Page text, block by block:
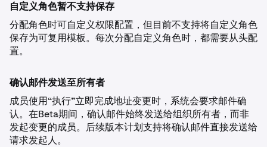
自定义角色暂不支持保存
分配角色时可自定义权限配置，但目前不支持将自定义角色
保存为可复用模板。每次分配自定义角色时，都需要从头配
置。
确认邮件发送至所有者
成员使用“执行”立即完成地址变更时，系统会要求邮件确
认。在Beta期间，确认邮件始终发送给组织所有者，而非
发起变更的成员。后续版本计划支持将确认邮件直接发送给
请求发起人。